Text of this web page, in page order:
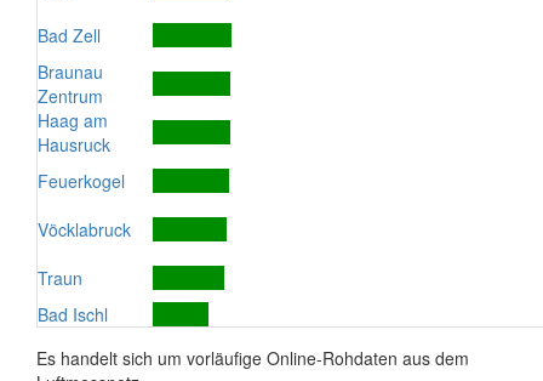
Bad Zell
Braunau
Zentrum
Haag am
Hausruck
Feuerkogel
Vöcklabruck
Traun
Bad Ischl
Es handelt sich um vorläufige Online-Rohdaten aus dem